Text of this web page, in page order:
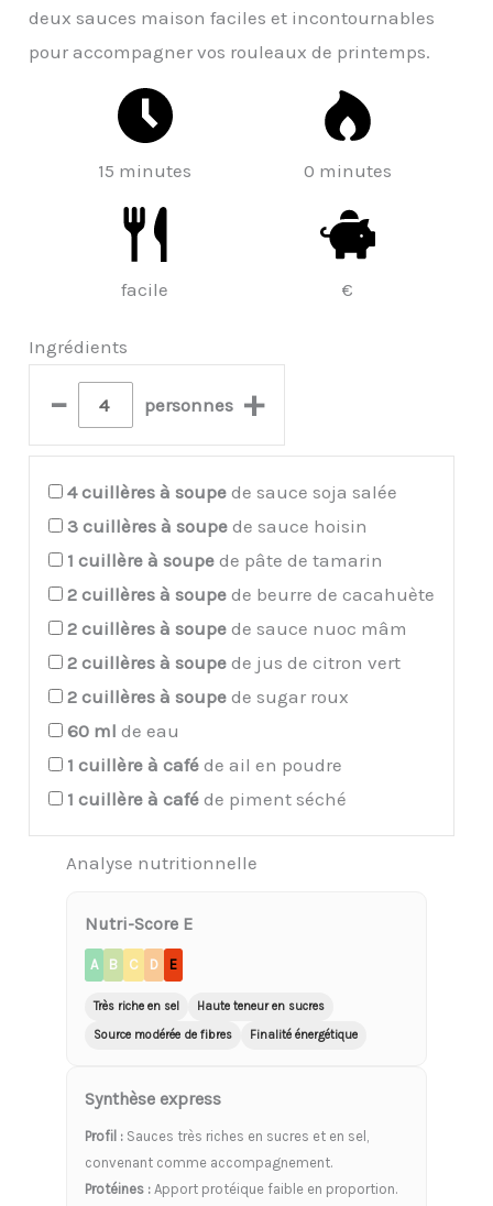
deux sauces maison faciles et incontournables
pour accompagner vos rouleaux de printemps.
15 minutes 0 minutes
facile €
Ingrédients
– personnes +
4 cuillères à soupe de sauce soja salée
3 cuillères à soupe de sauce hoisin
1 cuillère à soupe de pâte de tamarin
2 cuillères à soupe de beurre de cacahuète
2 cuillères à soupe de sauce nuoc mâm
2 cuillères à soupe de jus de citron vert
2 cuillères à soupe de sugar roux
60 ml de eau
1 cuillère à café de ail en poudre
1 cuillère à café de piment séché
Analyse nutritionnelle
Nutri-Score E
A B C D E
Très riche en sel
Haute teneur en sucres
Source modérée de fibres
Finalité énergétique
Synthèse express
Profil : Sauces très riches en sucres et en sel,
convenant comme accompagnement.
Protéines : Apport protéique faible en proportion.